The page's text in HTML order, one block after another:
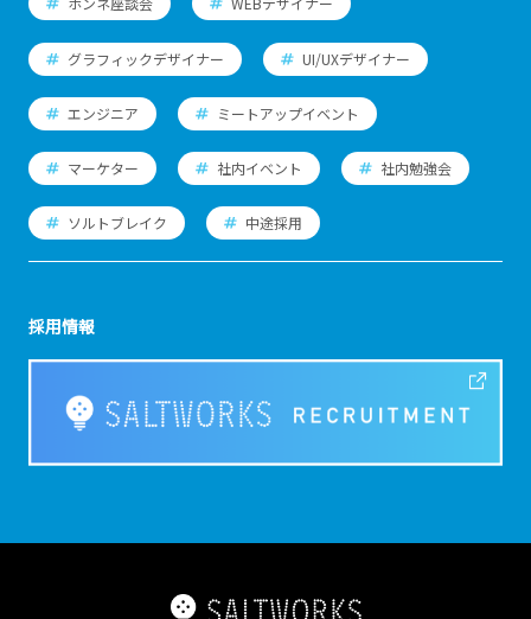
グラフィックデザイナー UI/UXデザイナー
エンジニア ミートアップイベント
マーケター 社内イベント 社内勉強会
ソルトブレイク 中途採用
採用情報